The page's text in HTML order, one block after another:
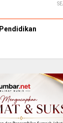
Pendidikan